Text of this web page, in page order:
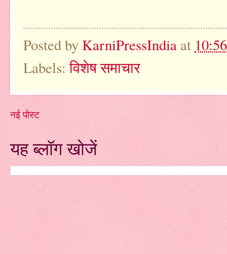
Posted by KarniPressIndia at
Labels:विशेष समाचार
नई पोस्ट
यह ब्लॉग खोजें